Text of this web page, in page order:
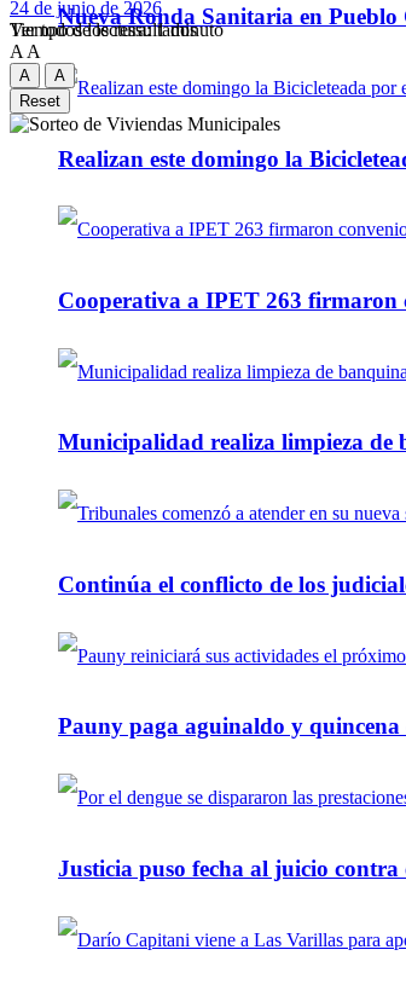
Nueva Ronda Sanitaria en Pueblo
Realizan este domingo la
Cooperativa a IPET 263 firmaron
Municipalidad realiza limpieza de
Continúa el conflicto de los
Pauny paga aguinaldo y quincena
Justicia puso fecha al juicio contra
Ver todos los ressultados
24 de junio de 2026
Tiempo de lectura: 1 minuto
A A
A
A
Reset